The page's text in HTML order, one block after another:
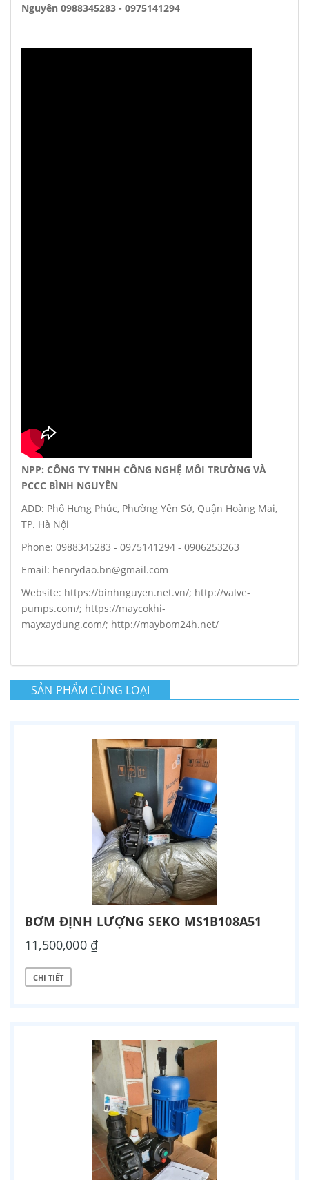
Nguyên 0988345283 - 0975141294
NPP: CÔNG TY TNHH CÔNG NGHỆ MÔI TRƯỜNG VÀ
PCCC BÌNH NGUYÊN
ADD: Phố Hưng Phúc, Phường Yên Sở, Quận Hoàng Mai,
TP. Hà Nội
Phone: 0988345283 - 0975141294 - 0906253263
Email: henrydao.bn@gmail.com
Website: https://binhnguyen.net.vn/; http://valve-
pumps.com/; https://maycokhi-
mayxaydung.com/; http://maybom24h.net/
SẢN PHẨM CÙNG LOẠI
BƠM ĐỊNH LƯỢNG SEKO MS1B108A51
11,500,000 ₫
CHI TIẾT